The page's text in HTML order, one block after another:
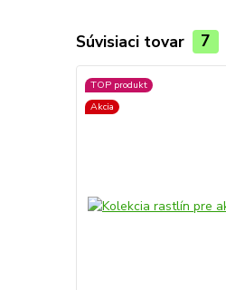
Súvisiaci tovar 7
TOP produkt
Akcia